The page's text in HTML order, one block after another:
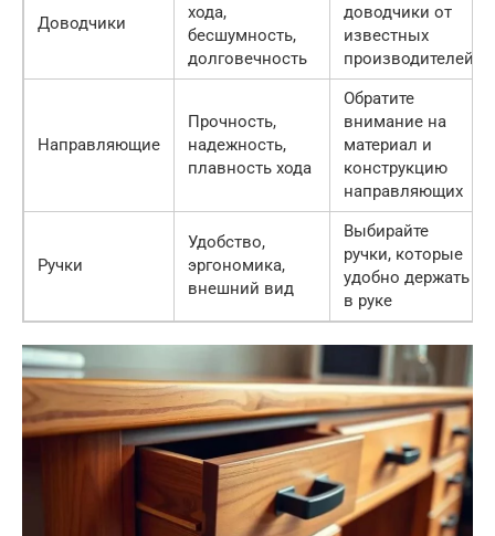
Доводчики
хода,
бесшумность,
долговечность
доводчики от
известных
производителей
Направляющие
Прочность,
надежность,
плавность хода
Обратите
внимание на
материал и
конструкцию
направляющих
Ручки
Удобство,
эргономика,
внешний вид
Выбирайте
ручки, которые
удобно держать
в руке